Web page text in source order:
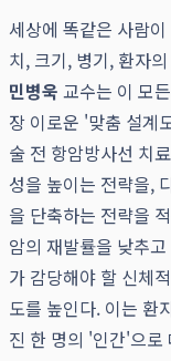
세상에 똑같은 사람
치, 크기, 병기, 환자
민병욱 교수는 이 모
장 이로운 '맞춤 설계
술 전 항암방사선 치
성을 높이는 전략을,
을 단축하는 전략을
암의 재발률을 낮추고
가 감당해야 할 신체
도를 높인다. 이는 환
진 한 명의 '인간'으로